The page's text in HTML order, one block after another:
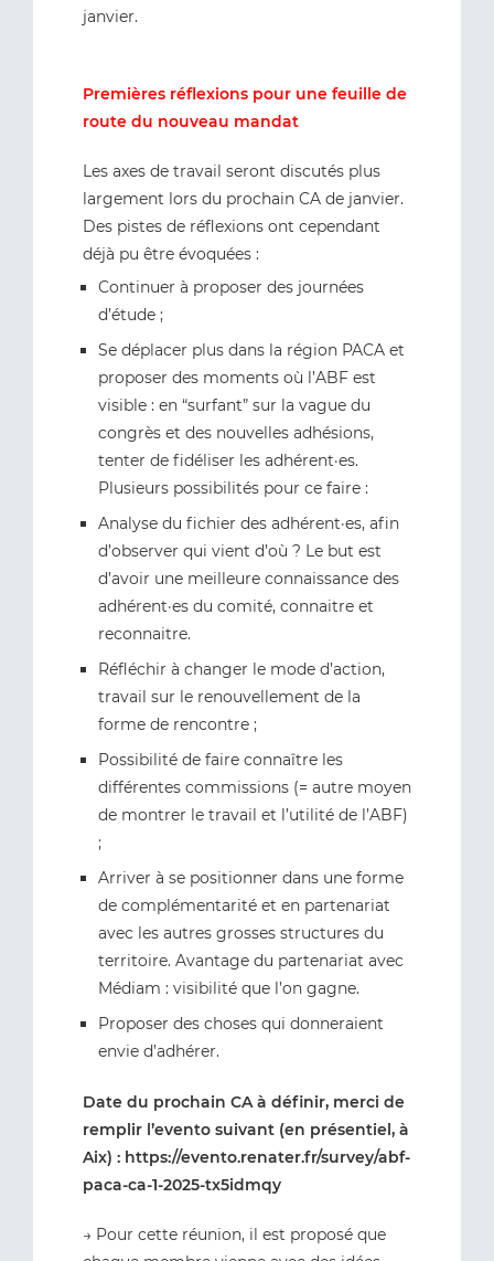
janvier.
Premières réflexions pour une feuille de
route du nouveau mandat
Les axes de travail seront discutés plus
largement lors du prochain CA de janvier.
Des pistes de réflexions ont cependant
déjà pu être évoquées :
Continuer à proposer des journées
d’étude ;
Se déplacer plus dans la région PACA et
proposer des moments où l’ABF est
visible : en “surfant” sur la vague du
congrès et des nouvelles adhésions,
tenter de fidéliser les adhérent·es.
Plusieurs possibilités pour ce faire :
Analyse du fichier des adhérent·es, afin
d’observer qui vient d’où ? Le but est
d’avoir une meilleure connaissance des
adhérent·es du comité, connaitre et
reconnaitre.
Réfléchir à changer le mode d’action,
travail sur le renouvellement de la
forme de rencontre ;
Possibilité de faire connaître les
différentes commissions (= autre moyen
de montrer le travail et l’utilité de l’ABF)
;
Arriver à se positionner dans une forme
de complémentarité et en partenariat
avec les autres grosses structures du
territoire. Avantage du partenariat avec
Médiam : visibilité que l’on gagne.
Proposer des choses qui donneraient
envie d’adhérer.
Date du prochain CA à définir, merci de
remplir l’evento suivant (en présentiel, à
Aix) : https://evento.renater.fr/survey/abf-
paca-ca-1-2025-tx5idmqy
→ Pour cette réunion, il est proposé que